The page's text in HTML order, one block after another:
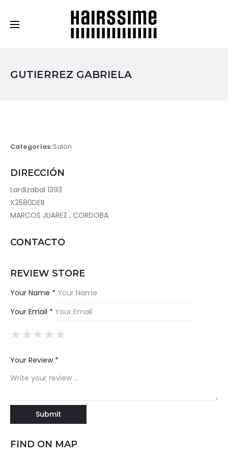
GUTIERREZ GABRIELA
Categorías:Salón
DIRECCIÓN
Lardizabal 1393
X2580DEB
MARCOS JUAREZ , CORDOBA
CONTACTO
REVIEW STORE
Your Name *
Your Email *
★
★★
★★★
★★★★
★★★★★
Your Review *
FIND ON MAP